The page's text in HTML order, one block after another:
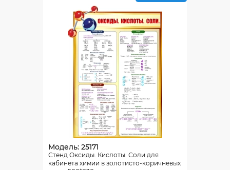
Модель: 25171
Стенд Оксиды. Кислоты. Соли для
кабинета химии в золотисто-коричневых